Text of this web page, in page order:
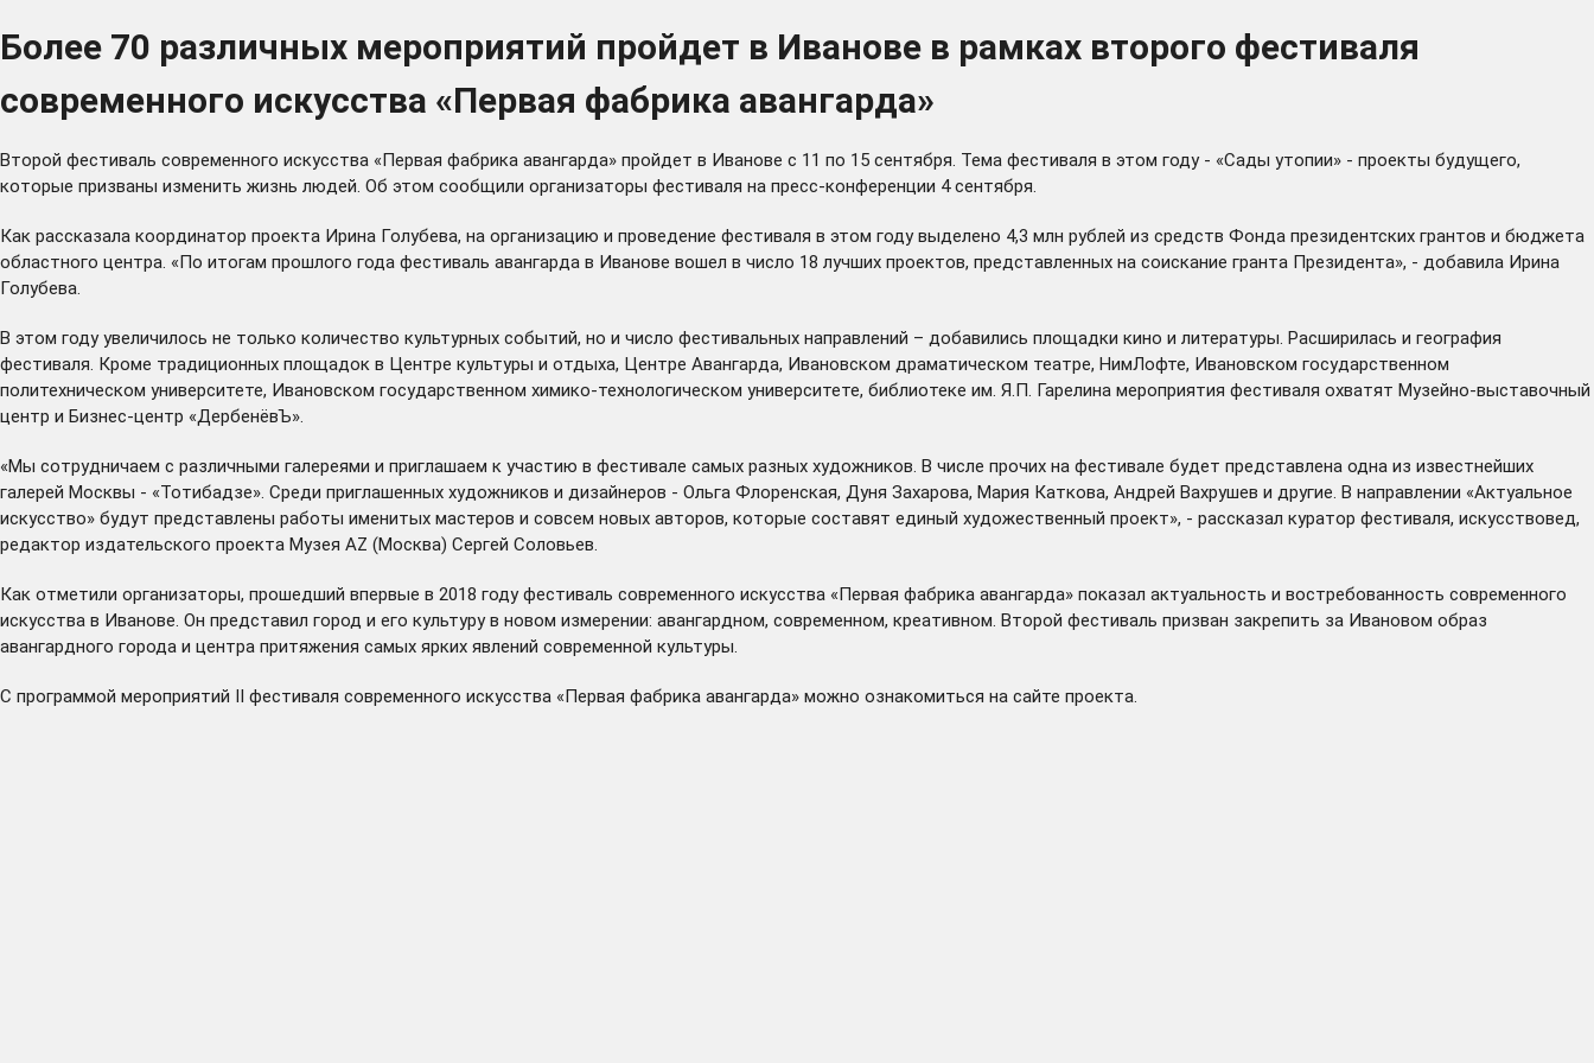
Более 70 различных мероприятий пройдет в Иванове в рамках второго фестиваля
современного искусства «Первая фабрика авангарда»
Второй фестиваль современного искусства «Первая фабрика авангарда» пройдет в Иванове с 11 по 15 сентября. Тема фестиваля в этом году - «Сады утопии» - проекты будущего,
которые призваны изменить жизнь людей. Об этом сообщили организаторы фестиваля на пресс-конференции 4 сентября.
Как рассказала координатор проекта Ирина Голубева, на организацию и проведение фестиваля в этом году выделено 4,3 млн рублей из средств Фонда президентских грантов и бюджета
областного центра. «По итогам прошлого года фестиваль авангарда в Иванове вошел в число 18 лучших проектов, представленных на соискание гранта Президента», - добавила Ирина
Голубева.
В этом году увеличилось не только количество культурных событий, но и число фестивальных направлений – добавились площадки кино и литературы. Расширилась и география
фестиваля. Кроме традиционных площадок в Центре культуры и отдыха, Центре Авангарда, Ивановском драматическом театре, НимЛофте, Ивановском государственном
политехническом университете, Ивановском государственном химико-технологическом университете, библиотеке им. Я.П. Гарелина мероприятия фестиваля охватят Музейно-выставочный
центр и Бизнес-центр «ДербенёвЪ».
«Мы сотрудничаем с различными галереями и приглашаем к участию в фестивале самых разных художников. В числе прочих на фестивале будет представлена одна из известнейших
галерей Москвы - «Тотибадзе». Среди приглашенных художников и дизайнеров - Ольга Флоренская, Дуня Захарова, Мария Каткова, Андрей Вахрушев и другие. В направлении «Актуальное
искусство» будут представлены работы именитых мастеров и совсем новых авторов, которые составят единый художественный проект», - рассказал куратор фестиваля, искусствовед,
редактор издательского проекта Музея AZ (Москва) Сергей Соловьев.
Как отметили организаторы, прошедший впервые в 2018 году фестиваль современного искусства «Первая фабрика авангарда» показал актуальность и востребованность современного
искусства в Иванове. Он представил город и его культуру в новом измерении: авангардном, современном, креативном. Второй фестиваль призван закрепить за Ивановом образ
авангардного города и центра притяжения самых ярких явлений современной культуры.
С программой мероприятий II фестиваля современного искусства «Первая фабрика авангарда» можно ознакомиться на сайте проекта.